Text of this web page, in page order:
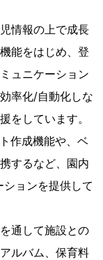
情報の上で成長
能をはじめ、登
ュニケーション
率化/自動化しな
をしています。
作成機能や、ベ
するなど、園内
ョンを提供して
通して施設との
ルバム、保育料